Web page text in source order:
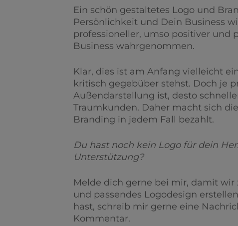
Ein schön gestaltetes Logo und
Persönlichkeit und Dein Business
professioneller, umso positiver
Business wahrgenommen.
Klar, dies ist am Anfang vielleicht
kritisch gegebüber stehst. Doch je
Außendarstellung ist, desto
Traumkunden. Daher macht sich
Branding in jedem Fall bezahlt.
Du hast noch kein Logo für dein
Unterstützung?
Melde dich gerne bei mir, damit
und passendes Logodesign
hast, schreib mir gerne eine
Kommentar.